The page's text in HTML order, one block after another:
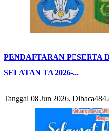
PENDAFTARAN PESERTA
SELATAN TA 2026-...
Tanggal 08 Jun 2026,